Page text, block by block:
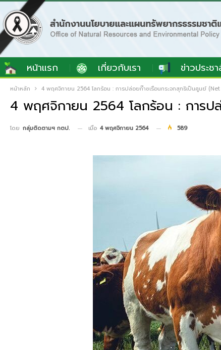
หน้าแรก เกี่ยวกับเรา ข่าวประช
หน้าหลัก 4 พฤศจิกายน 2564 โลกร้อน : การปล่อยก๊าซเรือนกระจกสุทธิเป็นศูนย์
4 พฤศจิกายน 2564 โลกร้อน : การป
โดย กลุ่มติดตามฯ กตป. เมื่อ 4 พฤศจิกายน 2564 589